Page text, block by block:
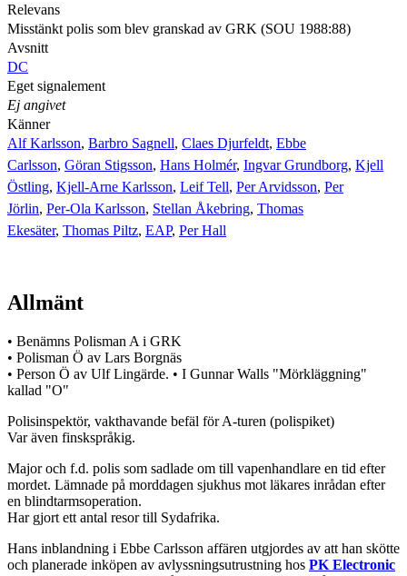
Relevans
Misstänkt polis som blev granskad av GRK (SOU 1988:88)
Avsnitt
DC
Eget signalement
Ej angivet
Känner
Alf Karlsson, Barbro Sagnell, Claes Djurfeldt, Ebbe
Carlsson, Göran Stigsson, Hans Holmér, Ingvar Grundborg, Kjell
Östling, Kjell-Arne Karlsson, Leif Tell, Per Arvidsson, Per
Jörlin, Per-Ola Karlsson, Stellan Åkebring, Thomas
Ekesäter, Thomas Piltz, EAP, Per Hall
Allmänt
• Benämns Polisman A i GRK
• Polisman Ö av Lars Borgnäs
• Person Ö av Ulf Lingärde. • I Gunnar Walls "Mörkläggning"
kallad "O"
Polisinspektör, vakthavande befäl för A-turen (polispiket)
Var även finskspråkig.
Major och f.d. polis som sadlade om till vapenhandlare en tid efter
mordet. Lämnade på morddagen sjukhus mot läkares inrådan efter
en blindtarmsoperation.
Har gjort ett antal resor till Sydafrika.
Hans inblandning i Ebbe Carlsson affären utgjordes av att han skötte
och planerade inköpen av avlyssningsutrustning hos PK Electronic